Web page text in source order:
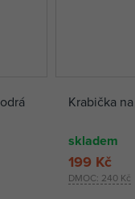
Krabička
skladem
DMOC: 240 Kč
199 Kč